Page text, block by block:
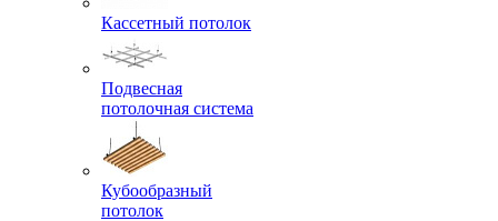
Кассетный потолок
Подвесная
потолочная система
Кубообразный
потолок